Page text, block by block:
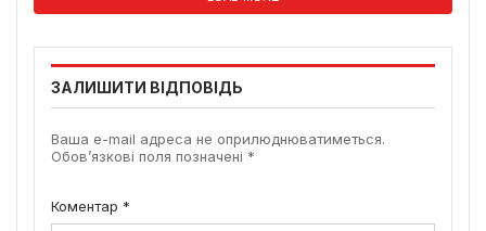
ЗАЛИШИТИ ВІДПОВІДЬ
Ваша e-mail адреса не оприлюднюватиметься.
Обов’язкові поля позначені *
Коментар *